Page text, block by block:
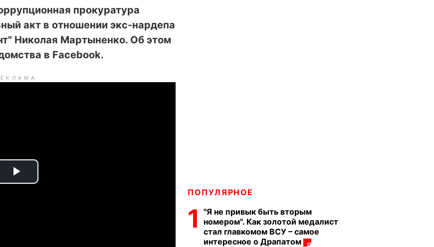
прокуратура
акт в отношении экс-нардепа
Николая Мартыненко. Об этом
в Facebook.
P
ПОПУЛЯРНОЕ
1
"Я не привык быть вторым
номером". Как золотой медалист
стал главкомом ВСУ – самое
интересное о Драпатом